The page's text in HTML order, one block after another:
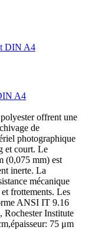
A4
offrent une
de
photographique
et court. Le
(0,075 mm) est
inerte. La
mécanique
frottements. Les
ANSI IT 9.16
Rochester Institute
75 μm